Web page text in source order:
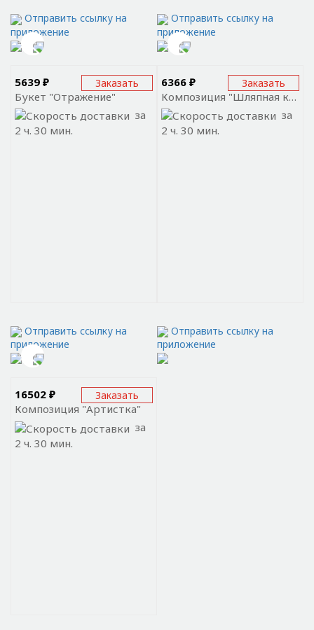
Отправить ссылку на
приложение
Отправить ссылку на
приложение
Заказать
5639 ₽
Букет "Отражение"
за
2 ч. 30 мин.
Отправить ссылку на
приложение
Заказать
6366 ₽
Композиция "Шляпная коробка с мимозой"
за
2 ч. 30 мин.
Отправить ссылку на
приложение
Заказать
16502 ₽
Композиция "Артистка"
за
2 ч. 30 мин.